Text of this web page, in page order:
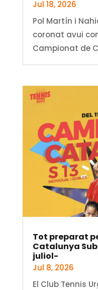
Jul 18, 2026
Pol Martín i
coronat avui
Campionat de
Tot preparat
Catalunya Sub
juliol-
Jul 8, 2026
El Club Tennis